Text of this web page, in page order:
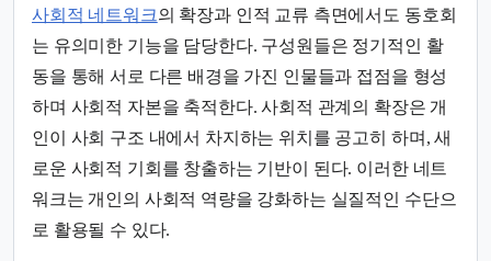
사회적 네트워크의 확장과 인적 교류 측면에서도 동호회
는 유의미한 기능을 담당한다. 구성원들은 정기적인 활
동을 통해 서로 다른 배경을 가진 인물들과 접점을 형성
하며 사회적 자본을 축적한다. 사회적 관계의 확장은 개
인이 사회 구조 내에서 차지하는 위치를 공고히 하며, 새
로운 사회적 기회를 창출하는 기반이 된다. 이러한 네트
워크는 개인의 사회적 역량을 강화하는 실질적인 수단으
로 활용될 수 있다.